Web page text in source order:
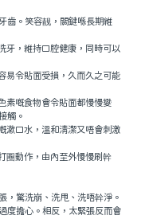
。笑容靓，關鍵喺長期維
，維持口腔健康，同時可以
令貼面受損，久而久之可能
嘅食物會令貼面都慢慢變
觸。
口水，溫和清潔又唔會刺激
動作，由內至外慢慢刷幹
驚洗崩、洗甩、洗唔幹淨。
度擔心。相反，太緊張反而會